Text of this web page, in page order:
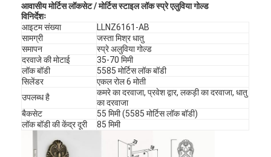
आवासीय मोर्टिस लॉकसेट / मोर्टिस स्टाइल लॉक स्प्रे एलुविया गोल्ड
विनिर्देशः
आइटम संख्या
LLNZ6161-AB
सामग्री
जस्ता मिश्र धातु
समापन
स्प्रे अलुविया गोल्ड
दरवाजे की मोटाई
35-70 मिमी
लॉक बॉडी
5585 मोर्टिस लॉक बॉडी
सिलेंडर
एकल रोल 6 मोती
उपलब्ध है
कमरे का दरवाजा, प्रवेश द्वार, लकड़ी का दरवाजा, धातु
का दरवाजा
बैकसेट
55 मिमी (5585 मोर्टिस लॉक बॉडी)
लॉक बॉडी की केंद्र दूरी
85 मिमी